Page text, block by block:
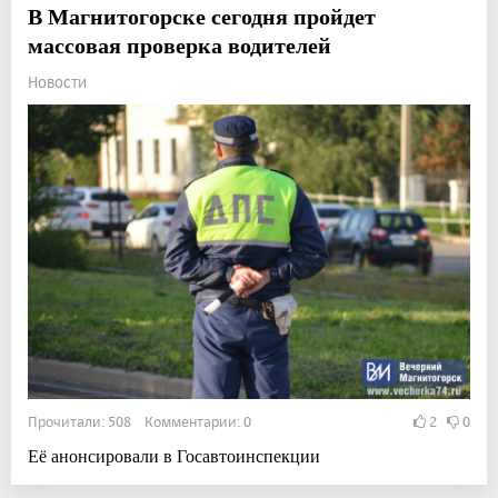
В Магнитогорске сегодня пройдет
массовая проверка водителей
Новости
Прочитали: 508 Комментарии: 0 2 0
Её анонсировали в Госавтоинспекции